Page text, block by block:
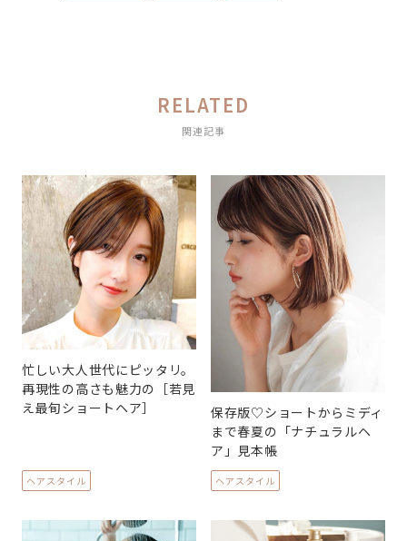
RELATED
関連記事
忙しい大人世代にピッタリ。
再現性の高さも魅力の［若見
え最旬ショートヘア］
ヘアスタイル
保存版♡ショートからミディ
まで春夏の「ナチュラルヘ
ア」見本帳
ヘアスタイル